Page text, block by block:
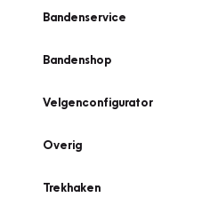
Bandenservice
Bandenshop
Velgenconfigurator
Overig
Trekhaken